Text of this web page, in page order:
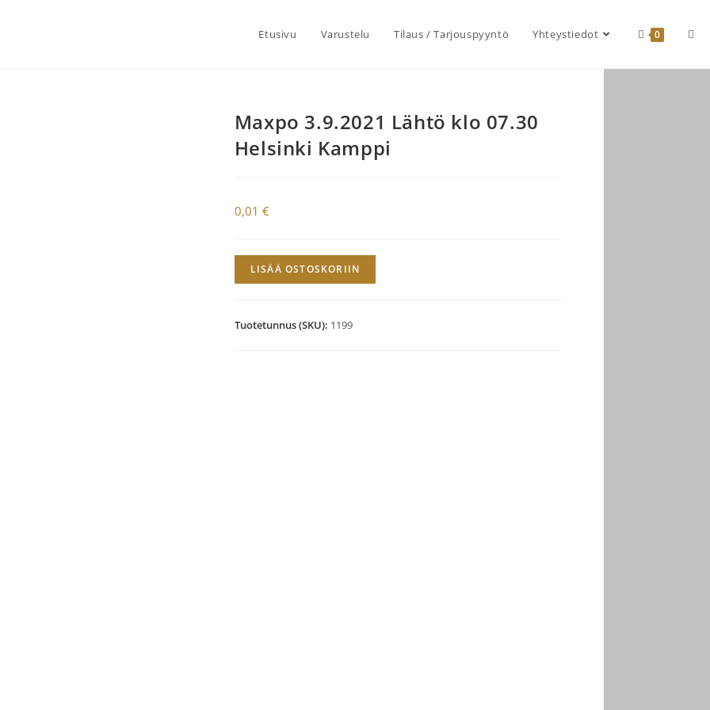
Etusivu Varustelu Tilaus / Tarjouspyyntö Yhteystiedot 0
Maxpo 3.9.2021 Lähtö klo 07.30
Helsinki Kamppi
0,01 €
Maxpo
3.9.2021
klo
LISÄÄ OSTOSKORIIN
Tuotetunnus (SKU): 1199